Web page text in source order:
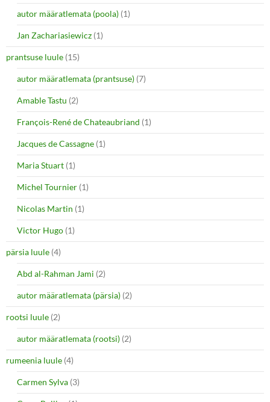
autor määratlemata (poola) (1)
Jan Zachariasiewicz (1)
prantsuse luule (15)
autor määratlemata (prantsuse) (7)
Amable Tastu (2)
François-René de Chateaubriand (1)
Jacques de Cassagne (1)
Maria Stuart (1)
Michel Tournier (1)
Nicolas Martin (1)
Victor Hugo (1)
pärsia luule (4)
Abd al-Rahman Jami (2)
autor määratlemata (pärsia) (2)
rootsi luule (2)
autor määratlemata (rootsi) (2)
rumeenia luule (4)
Carmen Sylva (3)